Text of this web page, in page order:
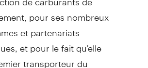
pour ses nombreux
et partenariats
et pour le fait qu'elle
transporteur du